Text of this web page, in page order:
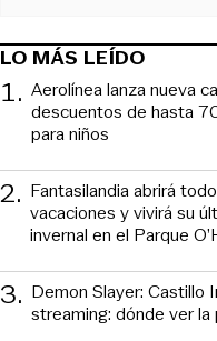
LO MÁS LEÍDO
1. Aerolínea lanza nueva
descuentos de hasta
para niños
2. Fantasilandia abrirá
vacaciones y vivirá su
invernal en el Parque
3. Demon Slayer: Castillo
streaming: dónde ver la